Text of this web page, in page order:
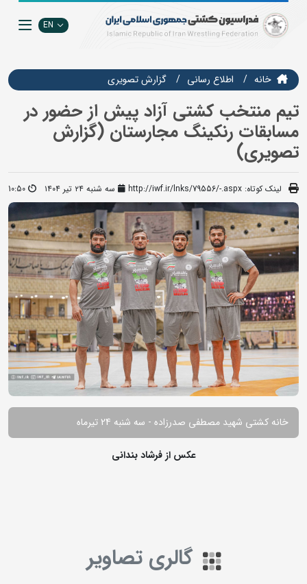
EN
خانه اطلاع رسانی گزارش تصويري
تیم منتخب کشتی آزاد پیش از حضور در
مسابقات رنکینگ مجارستان (گزارش
تصویری)
لینک کوتاه: http://iwf.ir/lnks/79556/-.aspx سه شنبه ۲۴ تیر ۱۴۰۴ 10:50
خانه کشتی شهید مصطفی صدرزاده - سه شنبه 24 تیرماه
عکس از فرشاد بندانی
گالری تصاویر